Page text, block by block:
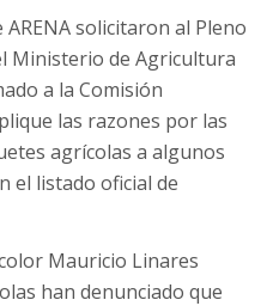
solicitaron al Pleno
Ministerio de Agricultura
a la Comisión
las razones por las
agrícolas a algunos
el listado oficial de
Mauricio Linares
han denunciado que